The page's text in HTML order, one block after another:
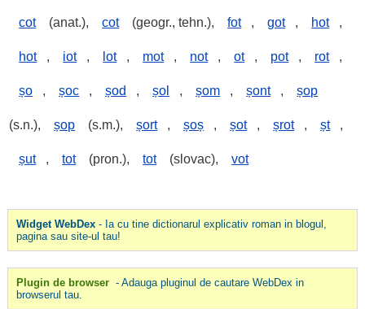
cot (anat.), cot (geogr., tehn.), fot , got , hot ,
hot , iot , lot , mot , not , ot , pot , rot ,
șo , șoc , șod , șol , șom , șont , șop
(s.n.), șop (s.m.), șort , șoș , șot , șrot , șt ,
șut , tot (pron.), tot (slovac), vot
Widget WebDex- Ia cu tine dictionarul explicativ roman in blogul,
pagina sau site-ul tau!
Plugin de browser - Adauga pluginul de cautare WebDex in
browserul tau.